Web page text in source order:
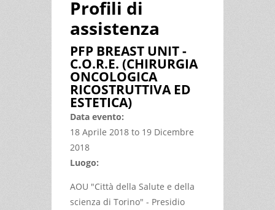
Profili di
assistenza
PFP BREAST UNIT -
C.O.R.E. (CHIRURGIA
ONCOLOGICA
RICOSTRUTTIVA ED
ESTETICA)
Data evento:
18 Aprile 2018 to 19 Dicembre
2018
Luogo:
AOU "Città della Salute e della
scienza di Torino" - Presidio